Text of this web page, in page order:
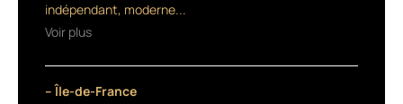
coiffer
retrouver
indépendant, moderne...
Voir plus
– Île-de-France